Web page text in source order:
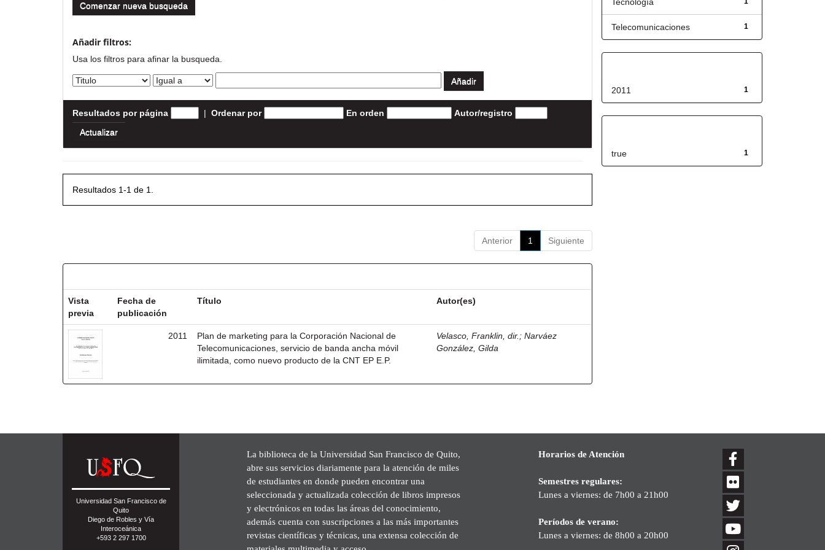
Comenzar nueva busqueda
Añadir filtros:
Usa los filtros para afinar la busqueda.
Resultados por página | Ordenar por En orden Autor/registro
Resultados 1-1 de 1.
Anterior 1 Siguiente
Vista
previa
Fecha de
publicación
Título Autor(es)
2011
Plan de marketing para la Corporación Nacional de
Telecomunicaciones, servicio de banda ancha móvil
ilimitada, como nuevo producto de la CNT EP E.P.
Velasco, Franklin, dir. ;Narváez
González, Gilda
1
Telecomunicaciones
1
2011
1
true
Universidad San Francisco de
Quito
Diego de Robles y Vía
Interoceánica
+593 2 297 1700
La biblioteca de la Universidad San Francisco de Quito,
abre sus servicios diariamente para la atención de miles
de estudiantes en donde pueden encontrar una
seleccionada y actualizada colección de libros impresos
y electrónicos en todas las áreas del conocimiento,
además cuenta con suscripciones a las más importantes
revistas científicas y técnicas, una extensa colección de
Horarios de Atención
Semestres regulares:
Lunes a viernes: de 7h00 a 21h00
Períodos de verano:
Lunes a viernes: de 8h00 a 20h00